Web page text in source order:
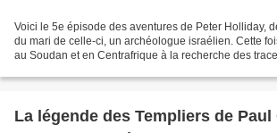
Voici le 5e épisode des aventures de Peter Holliday,
du mari de celle-ci, un archéologue israélien. Cette
au Soudan et en Centrafrique à la recherche des
La légende des Templiers de